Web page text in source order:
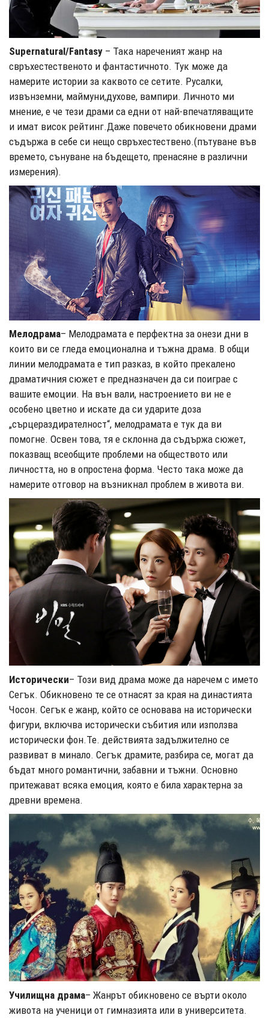
Supernatural/Fantasy – Така нареченият жанр на
свръхестественото и фантастичното. Тук може да
намерите истории за каквото се сетите. Русалки,
извънземни, маймуни,духове, вампири. Личното ми
мнение, е че тези драми са едни от най-впечатляващите
и имат висок рейтинг.Даже повечето обикновени драми
съдържа в себе си нещо свръхестествено.(пътуване във
времето, сънуване на бъдещето, пренасяне в различни
измерения).
Мелодрама– Мелодрамата е перфектна за онези дни в
които ви се гледа емоционална и тъжна драма. В общи
линии мелодрамата е тип разказ, в който прекалено
драматичния сюжет е предназначен да си поиграе с
вашите емоции. На вън вали, настроението ви не е
особено цветно и искате да си ударите доза
„сърцераздирателност“, мелодрамата е тук да ви
помогне. Освен това, тя е склонна да съдържа сюжет,
показващ всеобщите проблеми на обществото или
личността, но в опростена форма. Често така може да
намерите отговор на възникнал проблем в живота ви.
Исторически– Този вид драма може да наречем с името
Сегък. Обикновено те се отнасят за края на династията
Чосон. Сегък е жанр, който се основава на исторически
фигури, включва исторически събития или използва
исторически фон.Те. действията задължително се
развиват в минало. Сегък драмите, разбира се, могат да
бъдат много романтични, забавни и тъжни. Основно
притежават всяка емоция, която е била характерна за
древни времена.
Училищна драма– Жанрът обикновено се върти около
живота на ученици от гимназията или в университета.